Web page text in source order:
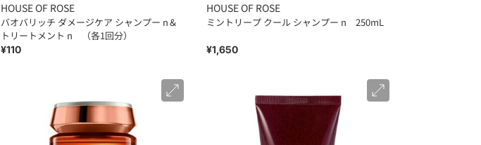
HOUSE OF ROSE
バオバリッチ ダメージケア シャンプー n＆
トリートメント n （各1回分）
¥110
HOUSE OF ROSE
ミントリープ クール シャンプー n 250mL
¥1,650